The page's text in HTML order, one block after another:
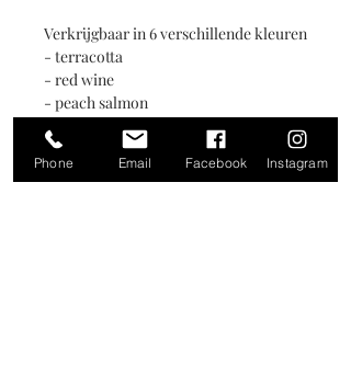
Verkrijgbaar in 6 verschillende kleuren
- terracotta
- red wine
- peach salmon
- khaki gold
- dark turquoise
- moss green
Phone Email Facebook Instagram